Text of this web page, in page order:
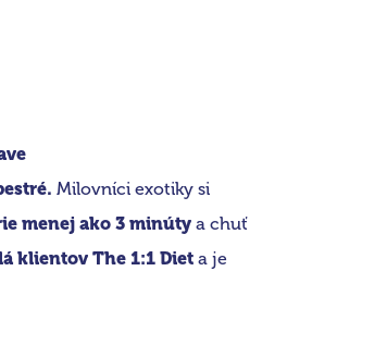
Milovníci exotiky si
menej ako 3 minúty a chuť
klientov The 1:1 Diet a je